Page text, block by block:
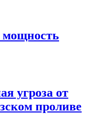
мощность
угроза от
проливе